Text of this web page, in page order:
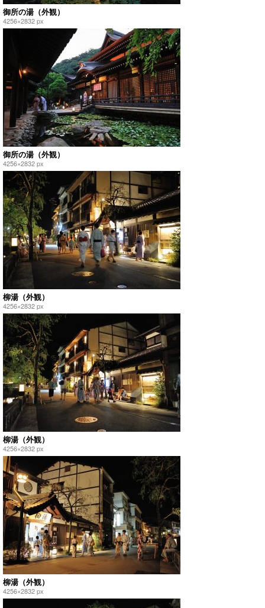
御所の湯（外観）
4256×2832 px
御所の湯（外観）
4256×2832 px
柳湯（外観）
4256×2832 px
柳湯（外観）
4256×2832 px
柳湯（外観）
4256×2832 px